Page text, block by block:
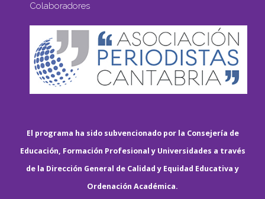
Colaboradores
El programa ha sido subvencionado por la Consejería de
Educación, Formación Profesional y Universidades a través
de la Dirección General de Calidad y Equidad Educativa y
Ordenación Académica.